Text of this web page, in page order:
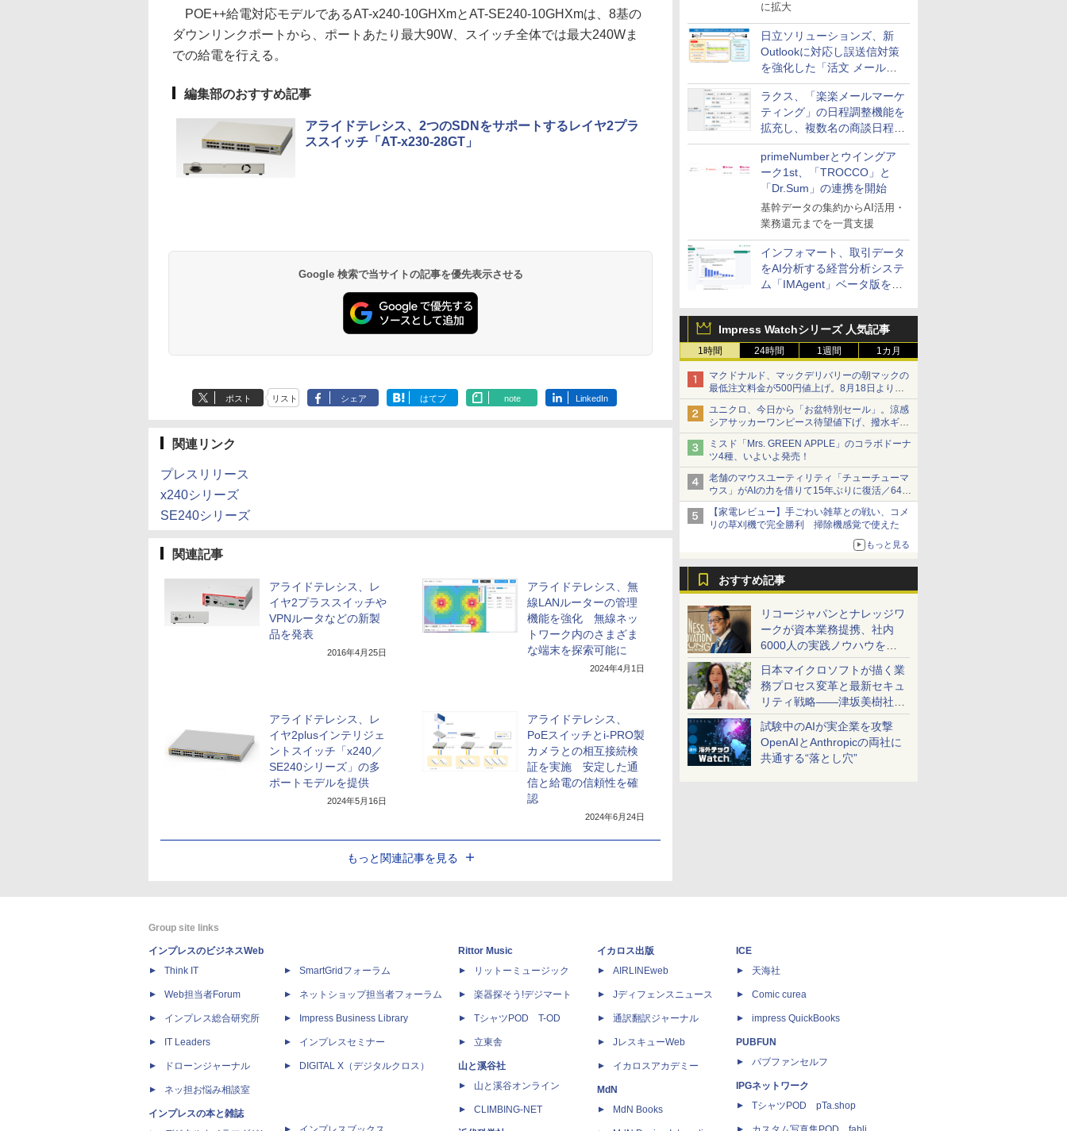
に拡大
日立ソリューションズ、新
Outlookに対応し誤送信対策
を強化した「活文 メール誤
送信防止アドインサービス」
を提供
ラクス、「楽楽メールマーケ
ティング」の日程調整機能を
拡充し、複数名の商談日程調
整を効率化
primeNumberとウイングア
ーク1st、「TROCCO」と
「Dr.Sum」の連携を開始
基幹データの集約からAI活用・
業務還元までを一貫支援
インフォマート、取引データ
をAI分析する経営分析システ
ム「IMAgent」ベータ版を提
Impress Watchシリーズ 人気記事
1時間 24時間 1週間 1カ月
マクドナルド、マックデリバリーの朝マックの
最低注文料金が500円値上げ。8月18日より
1,500円から受付
ユニクロ、今日から「お盆特別セール」。涼感
シアサッカーワンピース待望値下げ、撥水ギア
ショーツは1990円に
ミスド「Mrs. GREEN APPLE」のコラボドーナ
ツ4種、いよいよ発売！
老舗のマウスユーティリティ「チューチューマ
ウス」がAIの力を借りて15年ぶりに復活／64bit
化、Windows 10/11、「Chrome」も走り回
る。復活記念で2026年末まで500円
【家電レビュー】手ごわい雑草との戦い、コメ
リの草刈機で完全勝利 掃除機感覚で使えた
もっと見る
おすすめ記事
リコージャパンとナレッジワ
ークが資本業務提携、社内
6000人の実践ノウハウを生
かした「AI商談記録 for
RICOH」を展開へ
日本マイクロソフトが描く業
務プロセス変革と最新セキュ
リティ戦略――津坂美樹社長
が2027年度戦略を説明
試験中のAIが実企業を攻撃
OpenAIとAnthropicの両社に
共通する“落とし穴”
POE++給電対応モデルであるAT-x240-10GHXmとAT-SE240-10GHXmは、8基の
ダウンリンクポートから、ポートあたり最大90W、スイッチ全体では最大240Wま
での給電を行える。
編集部のおすすめ記事
アライドテレシス、2つのSDNをサポートするレイヤ2プラ
ススイッチ「AT-x230-28GT」
Google 検索で当サイトの記事を優先表示させる
ポスト リスト シェア はてブ note LinkedIn
関連リンク
プレスリリース
x240シリーズ
SE240シリーズ
関連記事
アライドテレシス、レ
イヤ2プラススイッチや
VPNルータなどの新製
品を発表
2016年4月25日
アライドテレシス、無
線LANルーターの管理
機能を強化 無線ネッ
トワーク内のさまざま
な端末を探索可能に
2024年4月1日
アライドテレシス、レ
イヤ2plusインテリジェ
ントスイッチ「x240／
SE240シリーズ」の多
ポートモデルを提供
2024年5月16日
アライドテレシス、
PoEスイッチとi-PRO製
カメラとの相互接続検
証を実施 安定した通
信と給電の信頼性を確
認
2024年6月24日
もっと関連記事を見る
Group site links
インプレスのビジネスWeb
Think IT
Web担当者Forum
インプレス総合研究所
IT Leaders
ドローンジャーナル
ネッ担お悩み相談室
インプレスの本と雑誌
SmartGridフォーラム
ネットショップ担当者フォーラム
Impress Business Library
インプレスセミナー
DIGITAL X（デジタルクロス）
Rittor Music
リットーミュージック
楽器探そう!デジマート
TシャツPOD T-OD
立東舎
山と溪谷社
山と溪谷オンライン
CLIMBING-NET
イカロス出版
AIRLINEweb
Jディフェンスニュース
通訳翻訳ジャーナル
JレスキューWeb
イカロスアカデミー
MdN
MdN Books
ICE
天海社
Comic curea
impress QuickBooks
PUBFUN
パブファンセルフ
IPGネットワーク
TシャツPOD pTa.shop